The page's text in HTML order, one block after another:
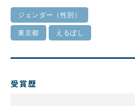
ジェンダー（性別）
東京都 えるぼし
受賞歴